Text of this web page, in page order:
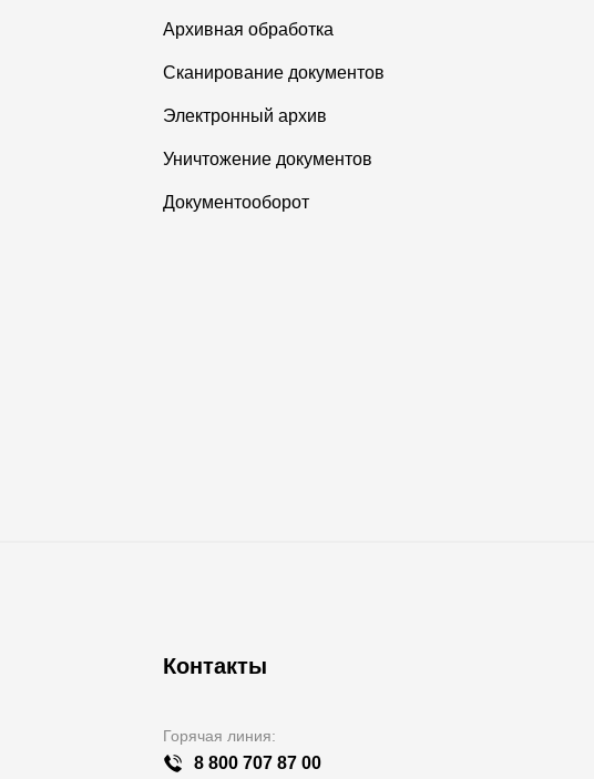
Архивная обработка
Сканирование документов
Электронный архив
Уничтожение документов
Документооборот
Контакты
Горячая линия:
8 800 707 87 00